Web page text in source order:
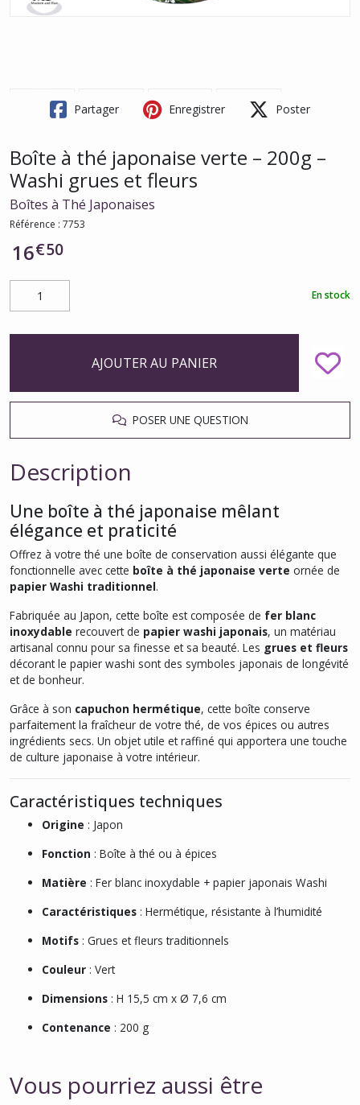
Partager Enregistrer Poster
Boîte à thé japonaise verte – 200g –
Washi grues et fleurs
Boîtes à Thé Japonaises
Référence : 7753
16€50
En stock
AJOUTER AU PANIER
POSER UNE QUESTION
Description
Une boîte à thé japonaise mêlant
élégance et praticité
Offrez à votre thé une boîte de conservation aussi élégante que
fonctionnelle avec cette boîte à thé japonaise verte ornée de
papier Washi traditionnel.
Fabriquée au Japon, cette boîte est composée de fer blanc
inoxydable recouvert de papier washi japonais, un matériau
artisanal connu pour sa finesse et sa beauté. Les grues et fleurs
décorant le papier washi sont des symboles japonais de longévité
et de bonheur.
Grâce à son capuchon hermétique, cette boîte conserve
parfaitement la fraîcheur de votre thé, de vos épices ou autres
ingrédients secs. Un objet utile et raffiné qui apportera une touche
de culture japonaise à votre intérieur.
Caractéristiques techniques
Origine : Japon
Fonction : Boîte à thé ou à épices
Matière : Fer blanc inoxydable + papier japonais Washi
Caractéristiques : Hermétique, résistante à l’humidité
Motifs : Grues et fleurs traditionnels
Couleur : Vert
Dimensions : H 15,5 cm x Ø 7,6 cm
Contenance : 200 g
Vous pourriez aussi être